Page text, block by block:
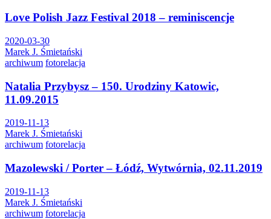
Love Polish Jazz Festival 2018 – reminiscencje
2020-03-30
Marek J. Śmietański
archiwum fotorelacja
Natalia Przybysz – 150. Urodziny Katowic,
11.09.2015
2019-11-13
Marek J. Śmietański
archiwum fotorelacja
Mazolewski / Porter – Łódź, Wytwórnia, 02.11.2019
2019-11-13
Marek J. Śmietański
archiwum fotorelacja